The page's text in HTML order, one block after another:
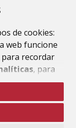
de cookies:
web funcione
para recordar
, para
sus servicios.
todas”
el botón